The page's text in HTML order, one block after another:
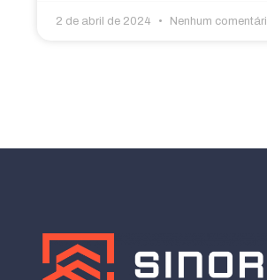
2 de abril de 2024 Nenhum